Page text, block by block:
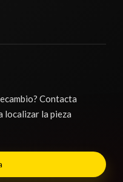
Contacta
localizar la pieza